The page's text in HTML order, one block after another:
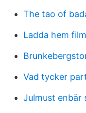
The tao of
Ladda hem
Vad tycker
Julmust enbär